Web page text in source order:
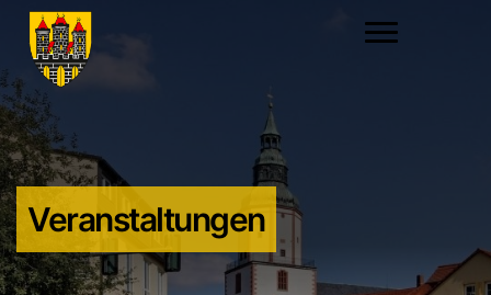
Veranstaltungen